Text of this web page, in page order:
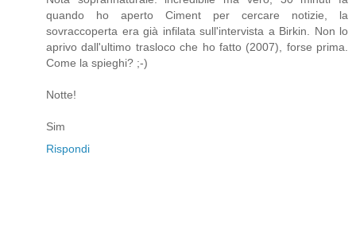
quando ho aperto Ciment per cercare notizie, la
sovraccoperta era già infilata sull'intervista a Birkin. Non lo
aprivo dall'ultimo trasloco che ho fatto (2007), forse prima.
Come la spieghi? ;-)
Notte!
Sim
Rispondi